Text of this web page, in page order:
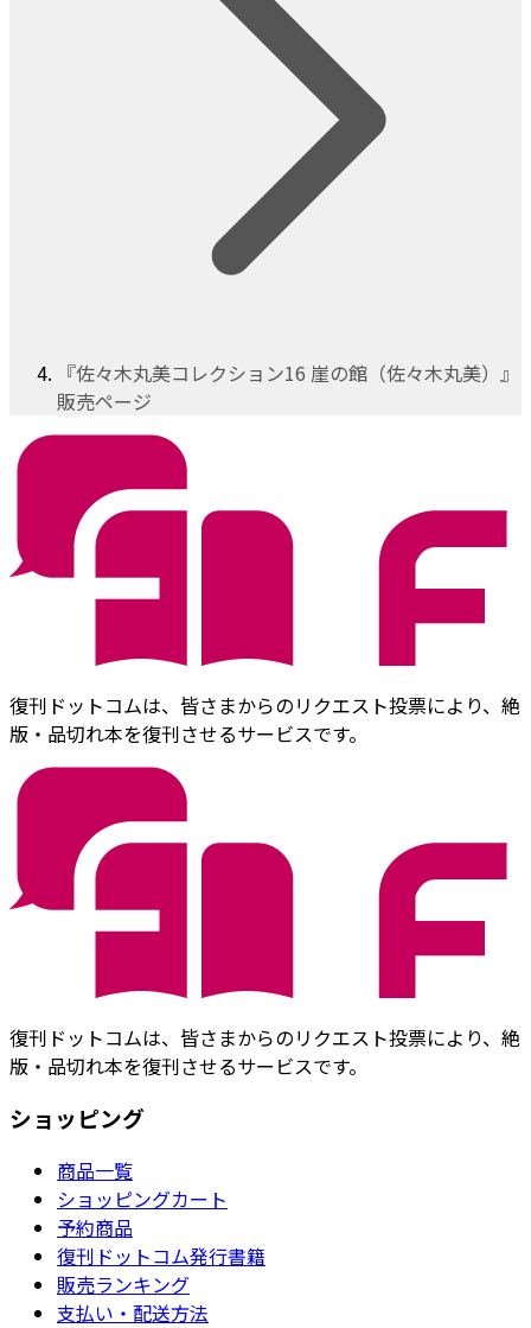
『佐々木丸美コレクション16 崖の館（佐々木丸美）』
販売ページ
復刊ドットコムは、皆さまからのリクエスト投票により、絶
版・品切れ本を復刊させるサービスです。
復刊ドットコムは、皆さまからのリクエスト投票により、絶
版・品切れ本を復刊させるサービスです。
ショッピング
商品一覧
ショッピングカート
予約商品
復刊ドットコム発行書籍
販売ランキング
支払い・配送方法